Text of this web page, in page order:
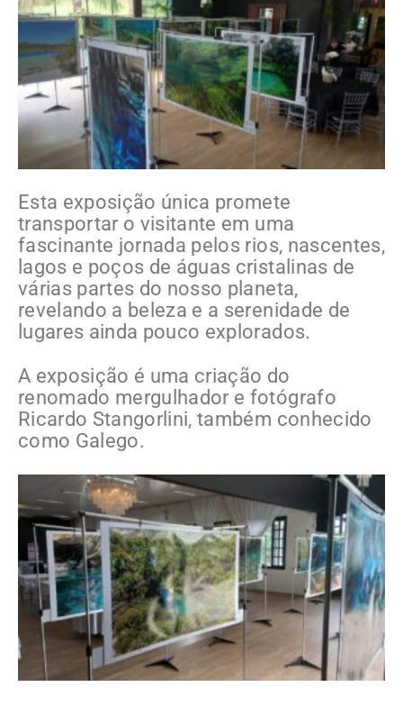
Esta exposição única promete
transportar o visitante em uma
fascinante jornada pelos rios, nascentes,
lagos e poços de águas cristalinas de
várias partes do nosso planeta,
revelando a beleza e a serenidade de
lugares ainda pouco explorados.
A exposição é uma criação do
renomado mergulhador e fotógrafo
Ricardo Stangorlini, também conhecido
como Galego.